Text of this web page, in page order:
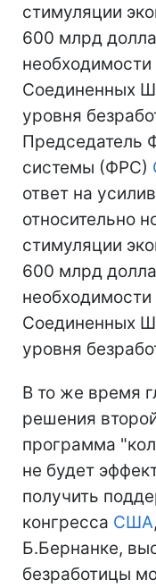
стимуляции
600 млрд
Соединенных
уровня
Председатель
системы (ФРС)
ответ на
относительно
стимуляции
600 млрд
Соединенных
уровня
В то же время
решения
программа
не будет
получить
конгресса США
Б.Бернанке,
безработицы